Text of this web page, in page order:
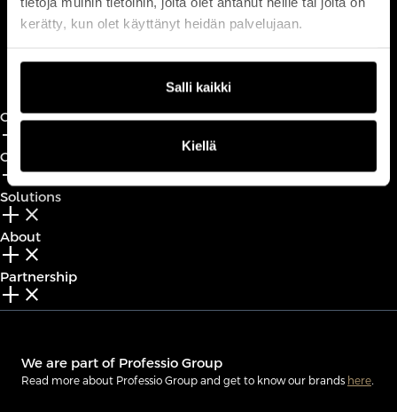
kerätty, kun olet käyttänyt heidän palvelujaan.
Salli kaikki
Kiellä
Book a call
CxO Circles
add_2
CxO Academy
add_2close
Solutions
add_2 close
About
add_2 close
Partnership
add_2 close
We are part of Professio Group
Read more about Professio Group and get to know our brands here.